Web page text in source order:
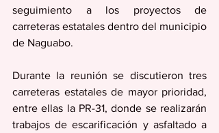
seguimiento a los proyectos de
carreteras estatales dentro del municipio
de Naguabo.
Durante la reunión se discutieron tres
carreteras estatales de mayor prioridad,
entre ellas la PR-31, donde se realizarán
trabajos de escarificación y asfaltado a